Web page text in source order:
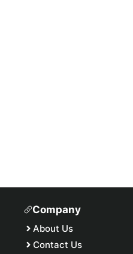
Company
About Us
Contact Us